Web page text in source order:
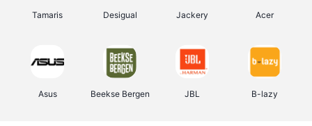
Tamaris Desigual Jackery Acer
Asus Beekse Bergen JBL B-lazy